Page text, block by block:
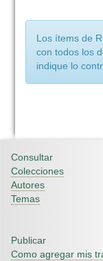
Los ítems de
con todos los
indique lo
Consultar
Colecciones
Autores
Temas
Publicar
Como agregar mis